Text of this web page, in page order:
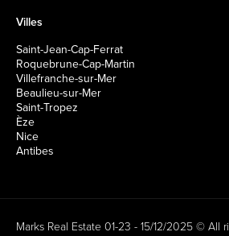
Villes
Saint-Jean-Cap-Ferrat
Roquebrune-Cap-Martin
Villefranche-sur-Mer
Beaulieu-sur-Mer
Saint-Tropez
Èze
Nice
Antibes
Marks Real Estate 01-23 - 15/12/2025 © All